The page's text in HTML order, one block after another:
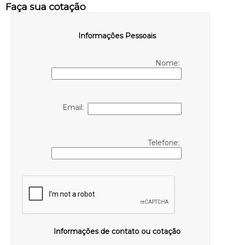
Faça sua cotação
Informações Pessoais
Nome:
Email:
Telefone:
Informações de contato ou cotação